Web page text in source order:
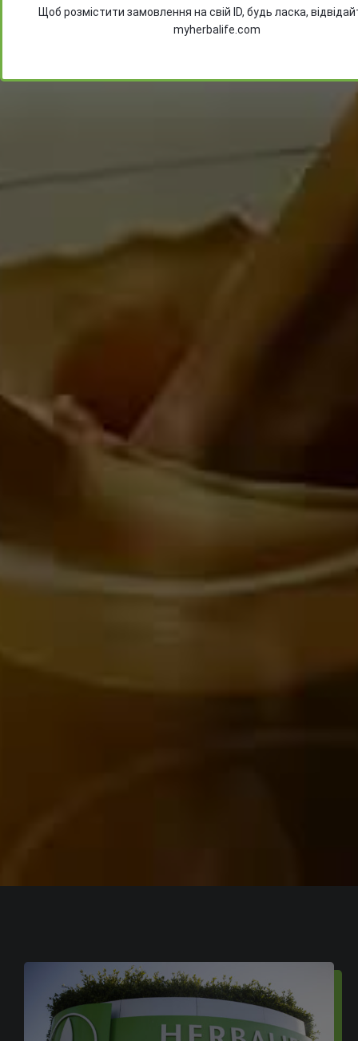
Щоб розмістити замовлення на свій ID, будь ласка,
myherbalife.com
Після відправлення повідомлення очікуйте на
Email адресі файл з цінами на продукти